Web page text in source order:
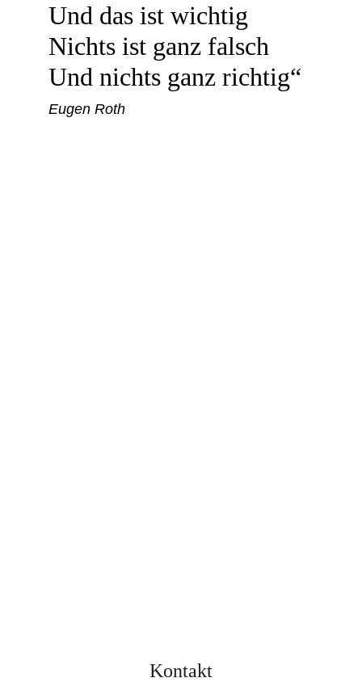
Und das ist wichtig
Nichts ist ganz falsch
Und nichts ganz richtig“
Eugen Roth
Kontakt